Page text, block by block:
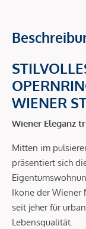
WIENER
Wiener Eleganz
Mitten im
präsentiert sich
Ikone der Wiener
seit jeher für
Lebensqualität.